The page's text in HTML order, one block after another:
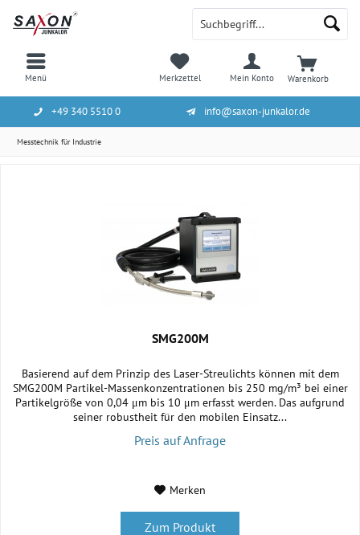
Menü Warenkorb
Merkzettel Mein Konto
+49 340 5510 0 info@saxon-junkalor.de
Messtechnik für Industrie
SMG200M
Basierend auf dem Prinzip des Laser-Streulichts können mit dem
SMG200M Partikel-Massenkonzentrationen bis 250 mg/m³ bei einer
Partikelgröße von 0,04 μm bis 10 μm erfasst werden. Das aufgrund
seiner robustheit für den mobilen Einsatz...
Preis auf Anfrage
Merken
Zum Produkt